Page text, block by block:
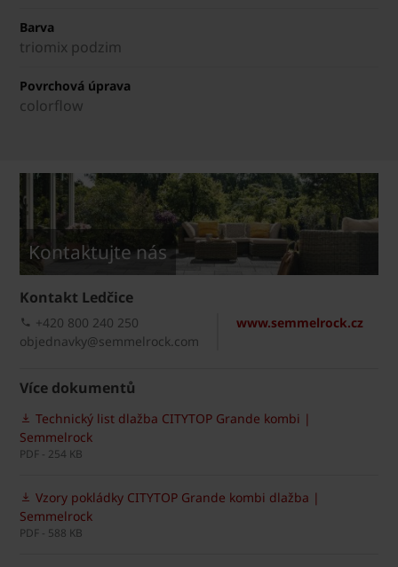
Barva
triomix podzim
Povrchová úprava
colorflow
Kontaktujte nás
Kontakt Ledčice
www.semmelrock.cz
+420 800 240 250
objednavky@semmelrock.com
Více dokumentů
Technický list dlažba CITYTOP Grande kombi |
Semmelrock
PDF - 254 KB
Vzory pokládky CITYTOP Grande kombi dlažba |
Semmelrock
PDF - 588 KB